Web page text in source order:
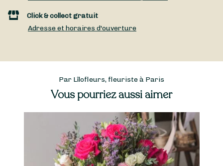
Click & collect gratuit
Adresse et horaires d'ouverture
Par Lîlofleurs, fleuriste à Paris
Vous pourriez aussi aimer